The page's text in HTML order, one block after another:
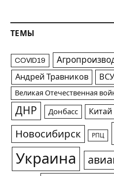
ТЕМЫ
COVID19
Андрей Травников ВСУ
Великая Отечественная
ДНР Донбасс Китай
Новосибирск РПЦ
Украина